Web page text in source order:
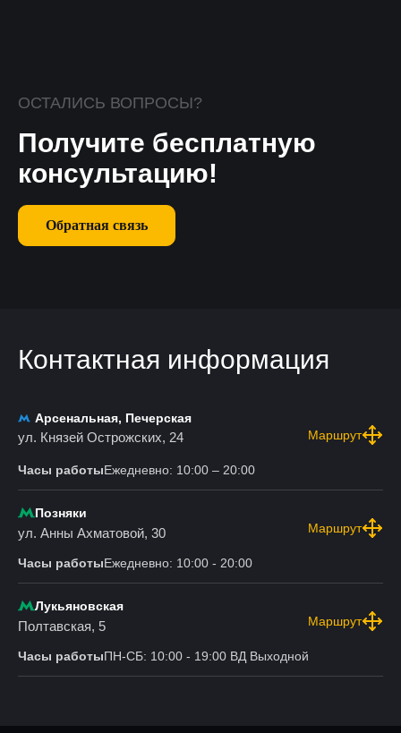
ОСТАЛИСЬ ВОПРОСЫ?
Получите бесплатную
консультацию!
Обратная связь
Контактная информация
Арсенальная, Печерская
ул. Князей Острожских, 24 Маршрут
Часы работыЕжедневно: 10:00 – 20:00
Позняки
ул. Анны Ахматовой, 30 Маршрут
Часы работыЕжедневно: 10:00 - 20:00
Лукьяновская
Полтавская, 5 Маршрут
Часы работыПН-СБ: 10:00 - 19:00 ВД Выходной